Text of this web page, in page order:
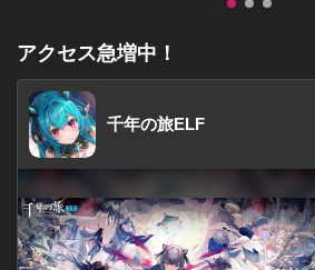
アクセス急増中！
千年の旅ELF